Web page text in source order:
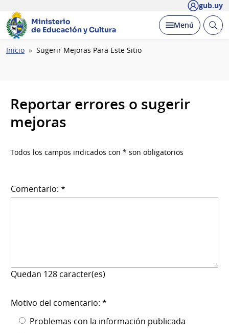
gub.uy
Ministerio
de Educación y Cultura
Desplegar
Menú Abrir
Ruta
Inicio Sugerir Mejoras Para Este Sitio
Reportar errores o sugerir
mejoras
Todos los campos indicados con * son obligatorios
Comentario: *
Quedan 128 caracter(es)
Motivo del comentario: *
Problemas con la información publicada